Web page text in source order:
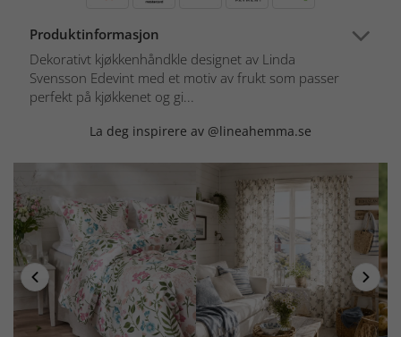
Produktinformasjon
Dekorativt kjøkkenhåndkle designet av Linda
Svensson Edevint med et motiv av frukt som passer
perfekt på kjøkkenet og gi...
La deg inspirere av @lineahemma.se